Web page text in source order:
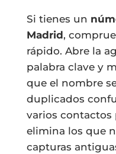
Si tienes un
Madrid,
rápido. Abre la
palabra clave y
que el nombre
duplicados
varios contactos
elimina los que
capturas